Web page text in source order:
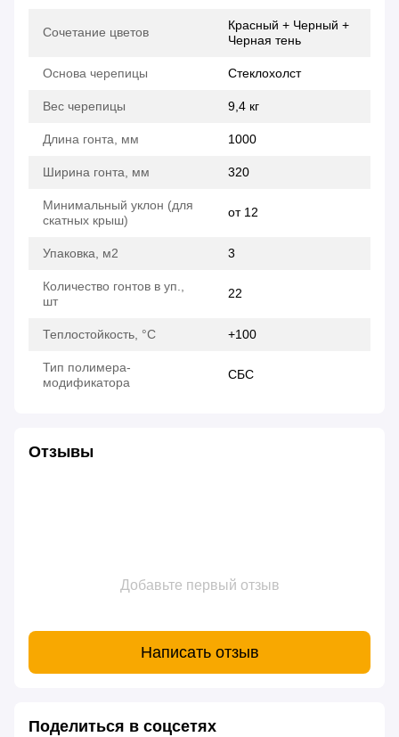
Сочетание цветов
Красный + Черный +
Черная тень
Основа черепицы Стеклохолст
Вес черепицы 9,4 кг
Длина гонта, мм 1000
Ширина гонта, мм 320
Минимальный уклон (для
скатных крыш)
от 12
Упаковка, м2 3
Количество гонтов в уп.,
шт
22
Теплостойкость, °C +100
Тип полимера-
модификатора
СБС
Отзывы
Добавьте первый отзыв
Написать отзыв
Поделиться в соцсетях